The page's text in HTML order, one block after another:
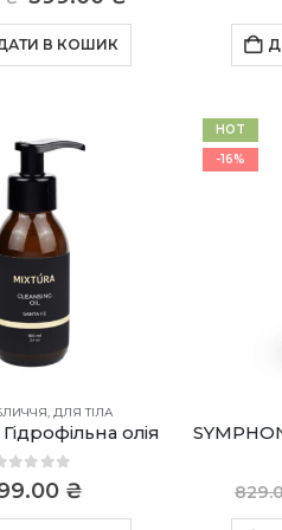
499.00 ₴.
В КОШИК
, ДЛЯ ТІЛА
олія
0out of 5
₴
HOT
-16%